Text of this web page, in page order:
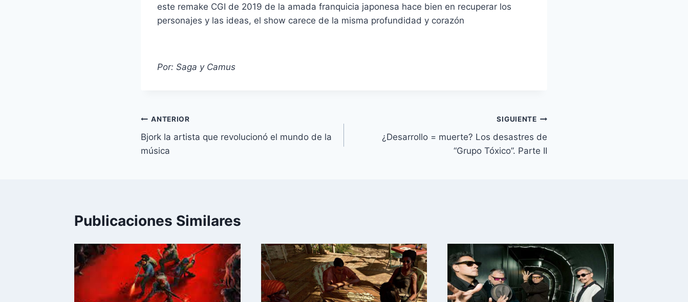
este remake CGI de 2019 de la amada franquicia japonesa hace bien en recuperar los
personajes y las ideas, el show carece de la misma profundidad y corazón
Por: Saga y Camus
Navegación
de
ANTERIOR
Bjork la artista que revolucionó el mundo de la
música
SIGUIENTE
¿Desarrollo = muerte? Los desastres de
“Grupo Tóxico”. Parte II
Publicaciones Similares